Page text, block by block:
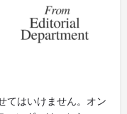
てはいけません。オン